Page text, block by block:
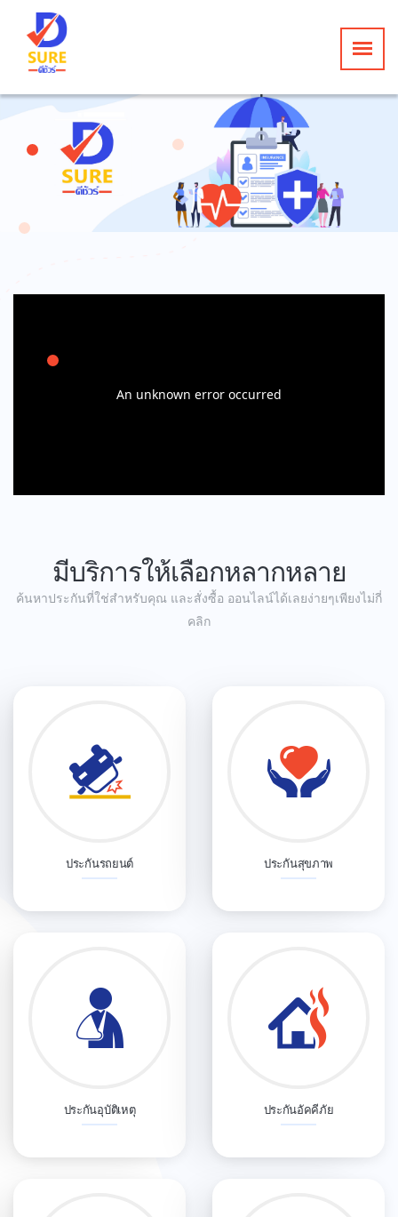
มีบริการให้เลือกหลากหลาย
ค้นหาประกันที่ใช่สําหรับคุณ และสั่งซื้อ ออนไลน์ได้เลยง่ายๆเพียงไม่กี่
คลิก
ประกันรถยนต์ ประกันสุขภาพ
ประกันอุบัติเหตุ ประกันอัคคีภัย